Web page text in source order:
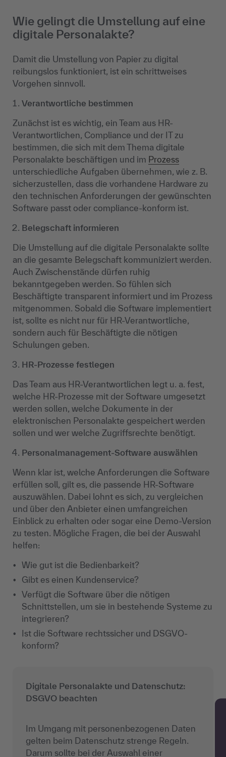
Wie gelingt die Umstellung auf eine
digitale Personalakte?
Damit die Umstellung von Papier zu digital
reibungslos funktioniert, ist ein schrittweises
Vorgehen sinnvoll.
Verantwortliche bestimmen
Zunächst ist es wichtig, ein Team aus HR-
Verantwortlichen, Compliance und der IT zu
bestimmen, die sich mit dem Thema digitale
Personalakte beschäftigen und im Prozess
unterschiedliche Aufgaben übernehmen, wie z. B.
sicherzustellen, dass die vorhandene Hardware zu
den technischen Anforderungen der gewünschten
Software passt oder compliance-konform ist.
Belegschaft informieren
Die Umstellung auf die digitale Personalakte sollte
an die gesamte Belegschaft kommuniziert werden.
Auch Zwischenstände dürfen ruhig
bekanntgegeben werden. So fühlen sich
Beschäftigte transparent informiert und im Prozess
mitgenommen. Sobald die Software implementiert
ist, sollte es nicht nur für HR-Verantwortliche,
sondern auch für Beschäftigte die nötigen
Schulungen geben.
HR-Prozesse festlegen
Das Team aus HR-Verantwortlichen legt u. a. fest,
welche HR-Prozesse mit der Software umgesetzt
werden sollen, welche Dokumente in der
elektronischen Personalakte gespeichert werden
sollen und wer welche Zugriffsrechte benötigt.
Personalmanagement-Software auswählen
Wenn klar ist, welche Anforderungen die Software
erfüllen soll, gilt es, die passende HR-Software
auszuwählen. Dabei lohnt es sich, zu vergleichen
und über den Anbieter einen umfangreichen
Einblick zu erhalten oder sogar eine Demo-Version
zu testen. Mögliche Fragen, die bei der Auswahl
helfen:
Wie gut ist die Bedienbarkeit?
Gibt es einen Kundenservice?
Verfügt die Software über die nötigen
Schnittstellen, um sie in bestehende Systeme zu
integrieren?
Ist die Software rechtssicher und DSGVO-
konform?
Digitale Personalakte und Datenschutz:
DSGVO beachten
Im Umgang mit personenbezogenen Daten
gelten beim Datenschutz strenge Regeln.
Darum sollte bei der Auswahl einer